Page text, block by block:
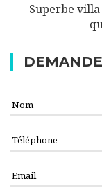
Superbe